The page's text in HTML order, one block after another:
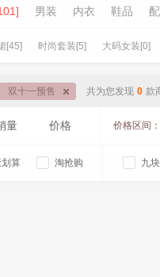
男装 内衣 鞋品
[45] 时尚套装[5] 大码女装[0]
双十一预售 共为您发现 0 款
量 价格 价格区间：
算 淘抢购 九